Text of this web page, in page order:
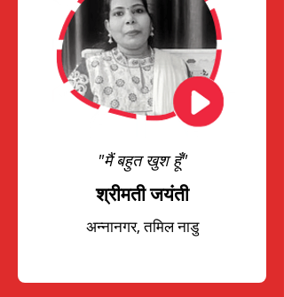
"मैं बहुत खुश हूँ"
श्रीमती जयंती
अन्नानगर, तमिल नाडु